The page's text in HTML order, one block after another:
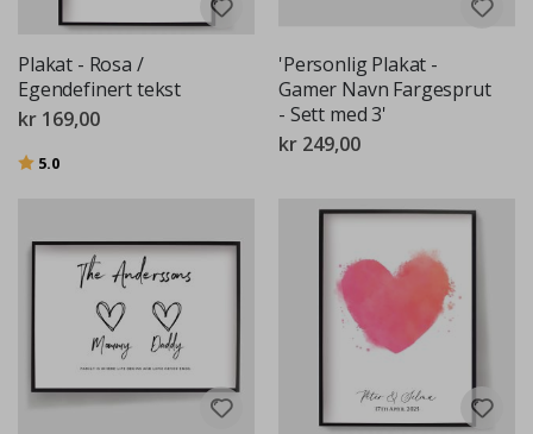
Plakat - Rosa /
Egendefinert tekst
kr 169,00
Karakter:
5.0
'Personlig Plakat -
Gamer Navn Fargesprut
- Sett med 3'
kr 249,00